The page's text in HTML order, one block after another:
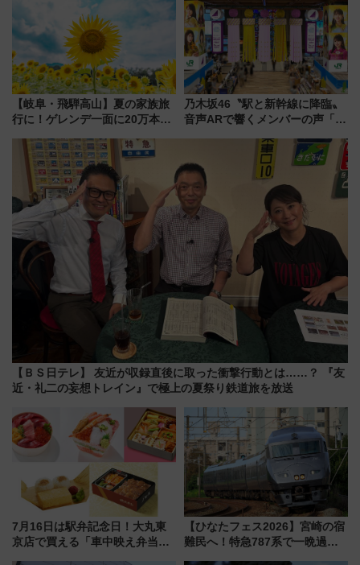
【岐阜・飛騨高山】夏の家族旅
行に！ゲレンデ一面に20万本の
アひまわり園」開園
乃木坂46〝駅と新幹線に降臨〟
音声ARで響くメンバーの声「真
【ＢＳ日テレ】 友近が収録直後に取った衝撃行動とは……？ 『友
近・礼二の妄想トレイン』で極上の夏祭り鉄道旅を放送
7月16日は駅弁記念日！大丸東
京店で買える「車中映え弁当」
【ひなたフェス2026】宮崎の宿
難民へ！特急787系で一晩過ご